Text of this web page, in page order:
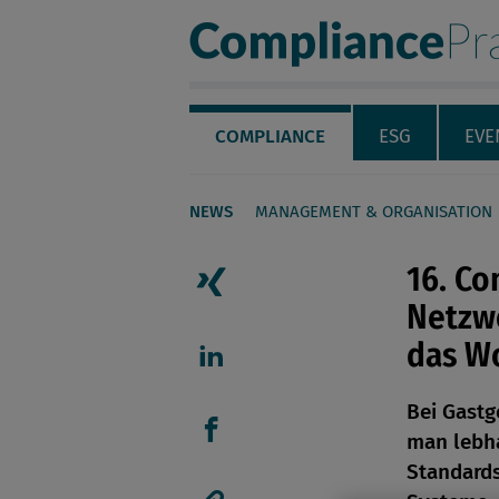
Compliance
Servicenavigation
Navigation
COMPLIANCE ESG
NEWS MANAGEMENT & ORGANISATION
Seiteninhalt
Artikel auf Xing teilen
Artikel auf Facebook
16.
das
Bei
man